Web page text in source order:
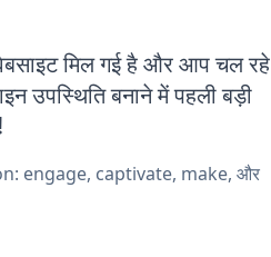
मिल गई है और आप चल रहे
उपस्थिति बनाने में पहली बड़ी
engage, captivate, make, और